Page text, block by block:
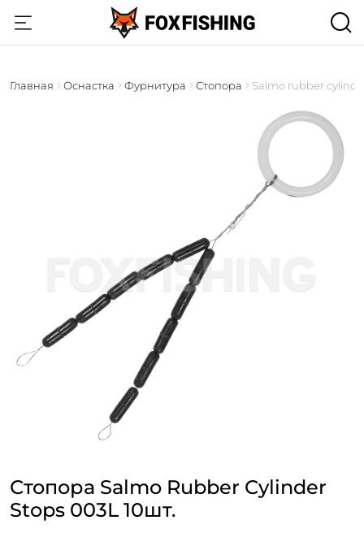
Главная Оснастка Фурнитура Стопора Salmo rubber
Стопора Salmo Rubber Cylinder
Stops 003L 10шт.